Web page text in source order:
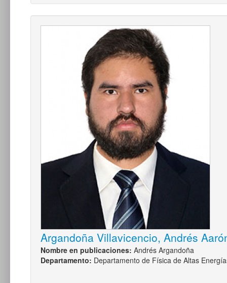
Argandoña Villavicencio, Andrés
Nombre en publicaciones: Andrés Argandoña
Departamento: Departamento de Física de Altas